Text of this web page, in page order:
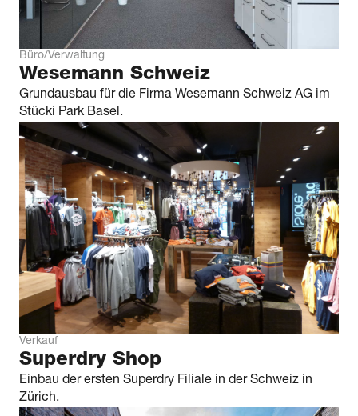
Büro/Verwaltung
Wesemann Schweiz
Grundausbau für die Firma Wesemann Schweiz AG im
Stücki Park Basel.
Verkauf
Superdry Shop
Einbau der ersten Superdry Filiale in der Schweiz in
Zürich.